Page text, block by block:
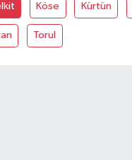
Köse Kürtün
Torul